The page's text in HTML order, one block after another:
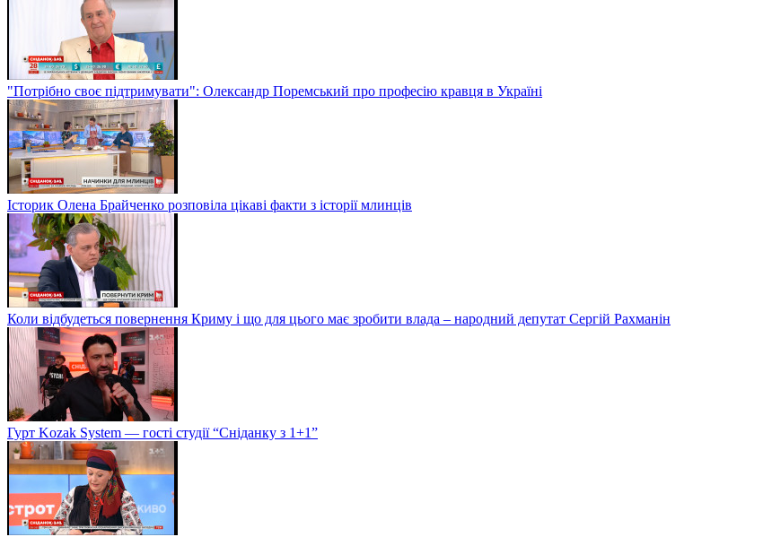
"Потрібно своє підтримувати": Олександр Поремський про професію кравця в Україні
Історик Олена Брайченко розповіла цікаві факти з історії млинців
Коли відбудеться повернення Криму і що для цього має зробити влада – народний депутат Сергій Рахманін
Гурт Kozak System — гості студії “Сніданку з 1+1”